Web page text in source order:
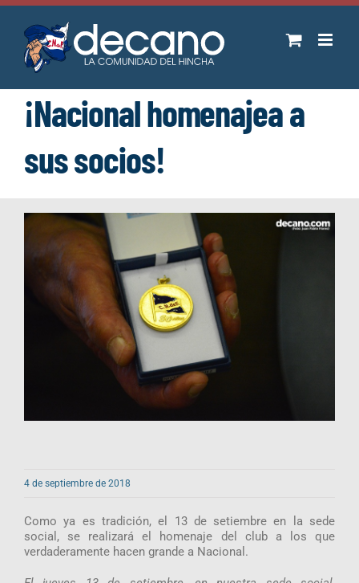
Saltar
contenido
¡Nacional homenajea a
sus socios!
4 de septiembre de 2018
Como ya es tradición, el 13 de setiembre en la sede
social, se realizará el homenaje del club a los que
verdaderamente hacen grande a Nacional.